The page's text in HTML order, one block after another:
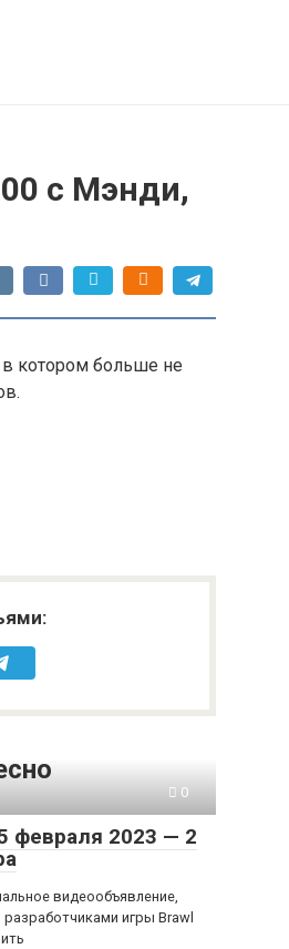
с Мэнди,
котором больше не
0
февраля 2023 — 2
видеообъявление,
игры Brawl